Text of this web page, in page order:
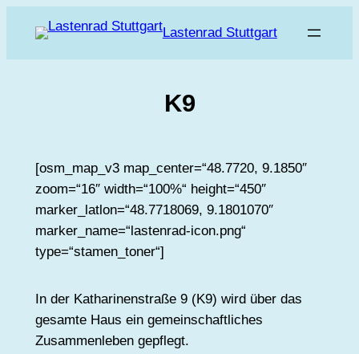
Inhalt
Lastenrad Stuttgart
K9
[osm_map_v3 map_center=“48.7720, 9.1850″
zoom=“16″ width=“100%“ height=“450″
marker_latlon=“48.7718069, 9.1801070″
marker_name=“lastenrad-icon.png“
type=“stamen_toner“]
In der Katharinenstraße 9 (K9) wird über das
gesamte Haus ein gemeinschaftliches
Zusammenleben gepflegt.